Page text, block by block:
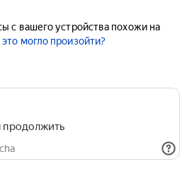
с вашего устройства похожи на
могло произойти?